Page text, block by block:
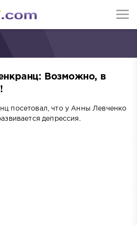
Возможно, в
посетовал, что у Анны Левченко
депрессия.